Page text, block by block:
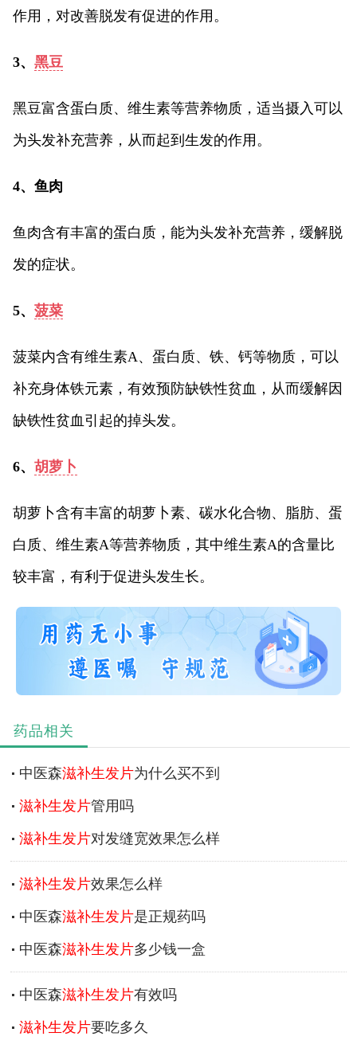
作用，对改善脱发有促进的作用。
3、 黑豆
黑豆富含蛋白质、维生素等营养物质，适当摄入可以
为头发补充营养，从而起到生发的作用。
4、鱼肉
鱼肉含有丰富的蛋白质，能为头发补充营养，缓解脱
发的症状。
5、 菠菜
菠菜内含有维生素A、蛋白质、铁、钙等物质，可以
补充身体铁元素，有效预防缺铁性贫血，从而缓解因
缺铁性贫血引起的掉头发。
6、 胡萝卜
胡萝卜含有丰富的胡萝卜素、碳水化合物、脂肪、蛋
白质、维生素A等营养物质，其中维生素A的含量比
较丰富，有利于促进头发生长。
药品相关
中医森滋补生发片为什么买不到
滋补生发片管用吗
滋补生发片对发缝宽效果怎么样
滋补生发片效果怎么样
中医森滋补生发片是正规药吗
中医森滋补生发片多少钱一盒
中医森滋补生发片有效吗
滋补生发片要吃多久